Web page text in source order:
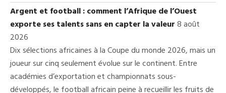
Argent et football : comment l’Afrique de l’Ouest
exporte ses talents sans en capter la valeur8 août
2026
Dix sélections africaines à la Coupe du monde 2026, mais un
joueur sur cinq seulement évolue sur le continent. Entre
académies d’exportation et championnats sous-
développés, le football africain peine à recueillir les fruits de